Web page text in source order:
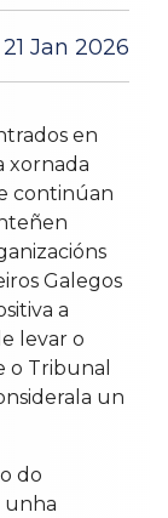
21 Jan 2026
en
xornada
continúan
Galegos
a
levar o
o Tribunal
un
do
unha